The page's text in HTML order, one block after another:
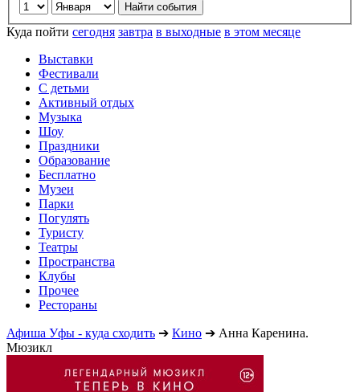
Куда пойти сегодня завтра в выходные в этом месяце
Выставки
Фестивали
С детьми
Активный отдых
Музыка
Шоу
Праздники
Образование
Бесплатно
Музеи
Парки
Погулять
Туристу
Театры
Пространства
Клубы
Прочее
Рестораны
Афиша Уфы - куда сходить ➔ Кино ➔ Анна Каренина.
Мюзикл